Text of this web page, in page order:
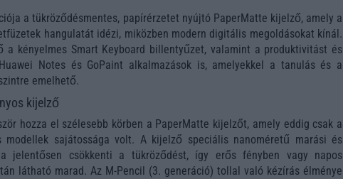
a tükröződésmentes, papírérzetet nyújtó PaperMatte kijelző, amely a
hangulatát idézi, miközben modern digitális megoldásokat kínál.
a kényelmes Smart Keyboard billentyűzet, valamint a produktivitást és
Notes és GoPaint alkalmazások is, amelyekkel a tanulás és a
emelhető.
kijelző
hozza el szélesebb körben a PaperMatte kijelzőt, amely eddig csak a
modellek sajátossága volt. A kijelző speciális nanoméretű marási és
jelentősen csökkenti a tükröződést, így erős fényben vagy napos
látható marad. Az M-Pencil (3. generáció) tollal való kézírás élménye